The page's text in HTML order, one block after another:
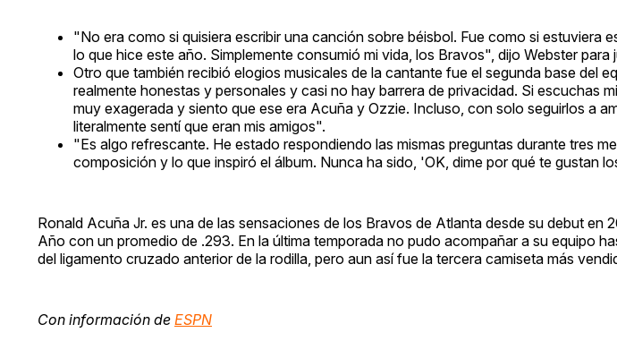
"No era como si quisiera escribir una canción sobre béisbol. Fue como si estuviera
lo que hice este año. Simplemente consumió mi vida, los Bravos", dijo Webster para
Otro que también recibió elogios musicales de la cantante fue el segunda base del
realmente honestas y personales y casi no hay barrera de privacidad. Si escuchas
muy exagerada y siento que ese era Acuña y Ozzie. Incluso, con solo seguirlos a
literalmente sentí que eran mis amigos".
"Es algo refrescante. He estado respondiendo las mismas preguntas durante tres
composición y lo que inspiró el álbum. Nunca ha sido, 'OK, dime por qué te gustan
Ronald Acuña Jr. es una de las sensaciones de los Bravos de Atlanta desde su debut en
Año con un promedio de .293. En la última temporada no pudo acompañar a su equipo
del ligamento cruzado anterior de la rodilla, pero aun así fue la tercera camiseta más
Con información de ESPN